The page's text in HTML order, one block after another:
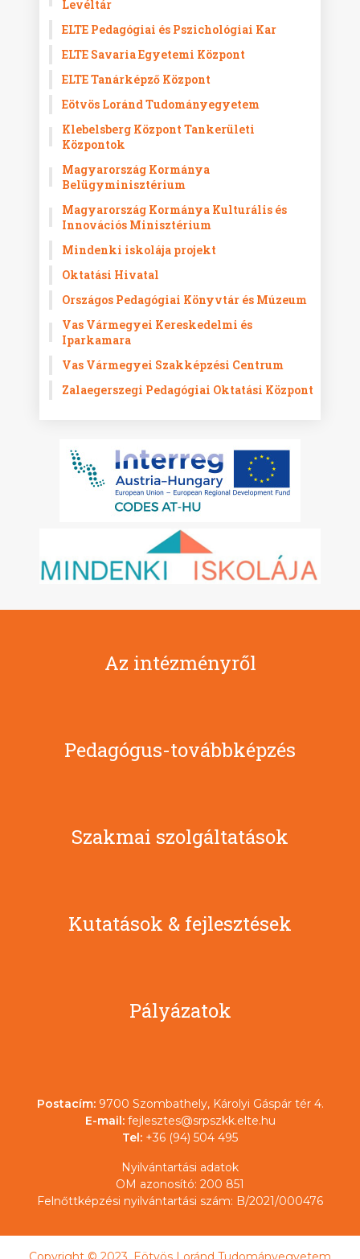
Levéltár
ELTE Pedagógiai és Pszichológiai Kar
ELTE Savaria Egyetemi Központ
ELTE Tanárképző Központ
Eötvös Loránd Tudományegyetem
Klebelsberg Központ Tankerületi
Központok
Magyarország Kormánya
Belügyminisztérium
Magyarország Kormánya Kulturális és
Innovációs Minisztérium
Mindenki iskolája projekt
Oktatási Hivatal
Országos Pedagógiai Könyvtár és Múzeum
Vas Vármegyei Kereskedelmi és
Iparkamara
Vas Vármegyei Szakképzési Centrum
Zalaegerszegi Pedagógiai Oktatási Központ
Az intézményről
Pedagógus-továbbképzés
Szakmai szolgáltatások
Kutatások & fejlesztések
Pályázatok
Postacím: 9700 Szombathely, Károlyi Gáspár tér 4.
E-mail: fejlesztes@srpszkk.elte.hu
Tel: +36 (94) 504 495
Nyilvántartási adatok
OM azonosító: 200 851
Felnőttképzési nyilvántartási szám: B/2021/000476